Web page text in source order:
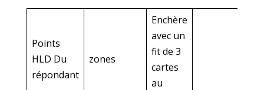
Points
HLD Du
répondant
zones
Enchère
avec un
fit de 3
cartes
au